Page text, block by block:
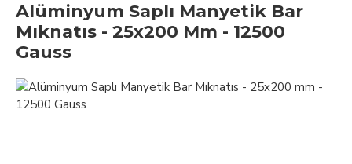
Alüminyum Saplı Manyetik Bar
Mıknatıs - 25x200 Mm - 12500
Gauss